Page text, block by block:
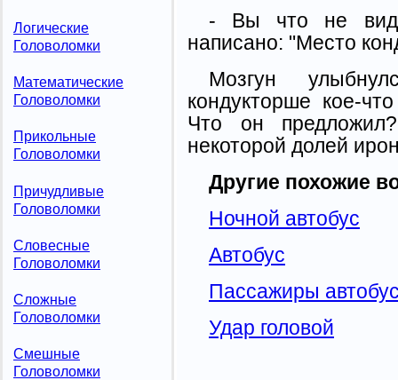
Логические
Головоломки
Математические
Головоломки
Прикольные
Головоломки
Причудливые
Головоломки
Словесные
Головоломки
Сложные
Головоломки
Смешные
Головоломки
- Вы что не
написано: "Место
Мозгун
кондукторше кое-
Что он
некоторой долей
Другие похожие
Ночной автобус
Автобус
Пассажиры
Удар головой